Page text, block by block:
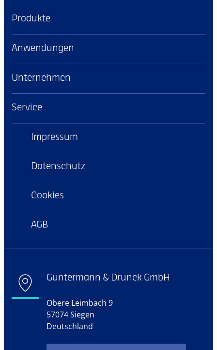
Produkte
Anwendungen
Unternehmen
Service
Impressum
Datenschutz
Cookies
AGB
Guntermann & Drunck GmbH
Obere Leimbach 9
57074 Siegen
Deutschland